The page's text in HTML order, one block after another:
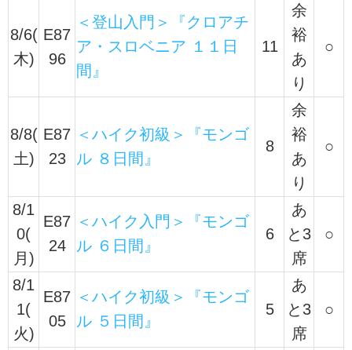
8/6(
木)
E87
96
＜登山入門＞『クロアチ
ア・スロベニア １１日
間』
11
余
裕
あ
り
○
8/8(
土)
E87
23
＜ハイク初級＞『モンゴ
ル ８日間』
8
余
裕
あ
り
○
8/1
0(
月)
E87
24
＜ハイク入門＞『モンゴ
ル ６日間』
6
あ
と3
席
○
8/1
1(
火)
E87
05
＜ハイク初級＞『モンゴ
ル ５日間』
5
あ
と3
席
○